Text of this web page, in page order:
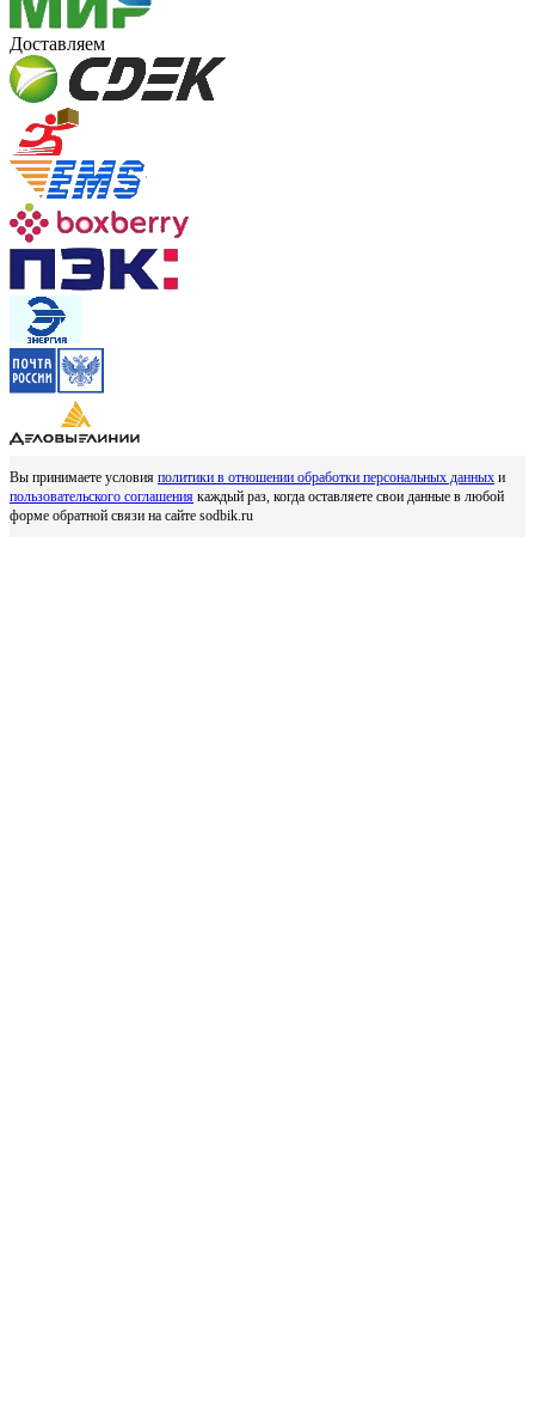
Доставляем
Вы принимаете условия политики в отношении обработки персональных данных и
пользовательского соглашения каждый раз, когда оставляете свои данные в любой
форме обратной связи на сайте sodbik.ru